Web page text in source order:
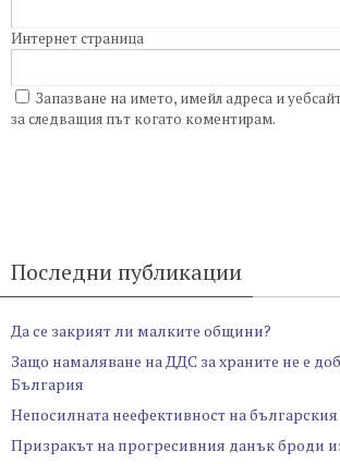
Интернет страница
Запазване на името, имейл адреса и
за следващия път когато коментирам.
Последни публикации
Да се закрият ли малките общини?
Защо намаляване на ДДС за храните не е
България
Непосилната неефективност на
Призракът на прогресивния данък броди